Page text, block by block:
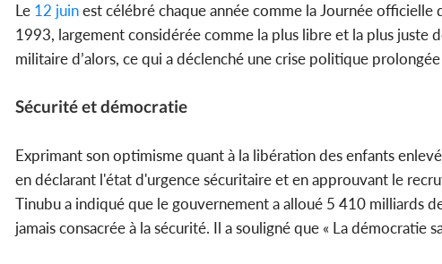
Le 12 juinest célébré chaque année comme la Journée
1993, largement considérée comme la plus libre et la plus juste
militaire d’alors, ce qui a déclenché une crise politique
Sécurité et démocratie
Exprimant son optimisme quant à la libération des enfants
en déclarant l'état d'urgence sécuritaire et en approuvant le
Tinubu a indiqué que le gouvernement a alloué 5 410 milliards
jamais consacrée à la sécurité. Il a souligné que « La démocratie